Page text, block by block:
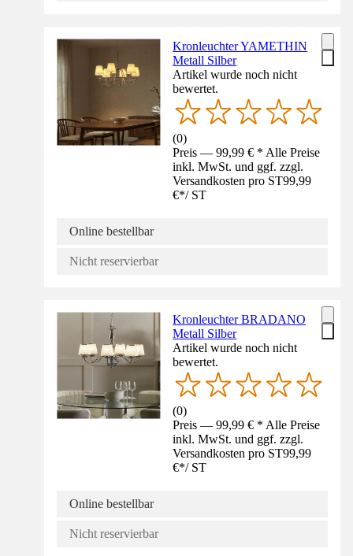
Kronleuchter YAMETHIN
Metall Silber
Artikel wurde noch nicht
bewertet.
(0)
Preis — 99,99 € * Alle Preise
inkl. MwSt. und ggf. zzgl.
Versandkosten pro ST99,99
€*/ ST
Online bestellbar
Nicht reservierbar
Kronleuchter BRADANO
Metall Silber
Artikel wurde noch nicht
bewertet.
(0)
Preis — 99,99 € * Alle Preise
inkl. MwSt. und ggf. zzgl.
Versandkosten pro ST99,99
€*/ ST
Online bestellbar
Nicht reservierbar